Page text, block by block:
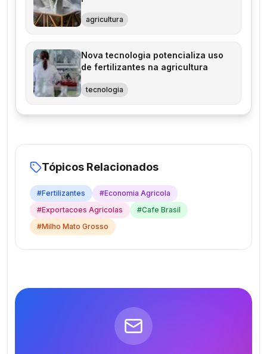
agricultura
Nova tecnologia potencializa uso
de fertilizantes na agricultura
tecnologia
Tópicos Relacionados
#Fertilizantes #Economia Agricola
#Exportacoes Agricolas #Cafe Brasil
#Milho Mato Grosso